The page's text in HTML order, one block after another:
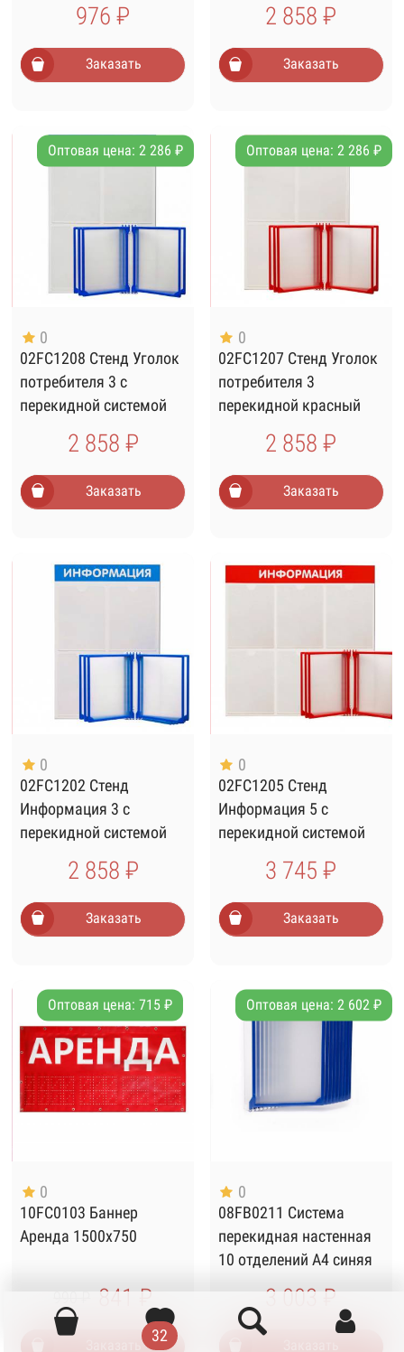
32
976 ₽
Заказать
2 858 ₽
Заказать
Оптовая цена: 2 286 ₽
0
02FC1208 Стенд Уголок
потребителя 3 с
перекидной системой
2 858 ₽
Заказать
Оптовая цена: 2 286 ₽
0
02FC1207 Стенд Уголок
потребителя 3
перекидной красный
2 858 ₽
Заказать
0
02FC1202 Стенд
Информация 3 с
перекидной системой
2 858 ₽
Заказать
0
02FC1205 Стенд
Информация 5 с
перекидной системой
3 745 ₽
Заказать
Оптовая цена: 715 ₽
0
10FC0103 Баннер
Аренда 1500х750
841 ₽
Оптовая цена: 2 602 ₽
0
08FB0211 Система
перекидная настенная
10 отделений А4 синяя
3 003 ₽